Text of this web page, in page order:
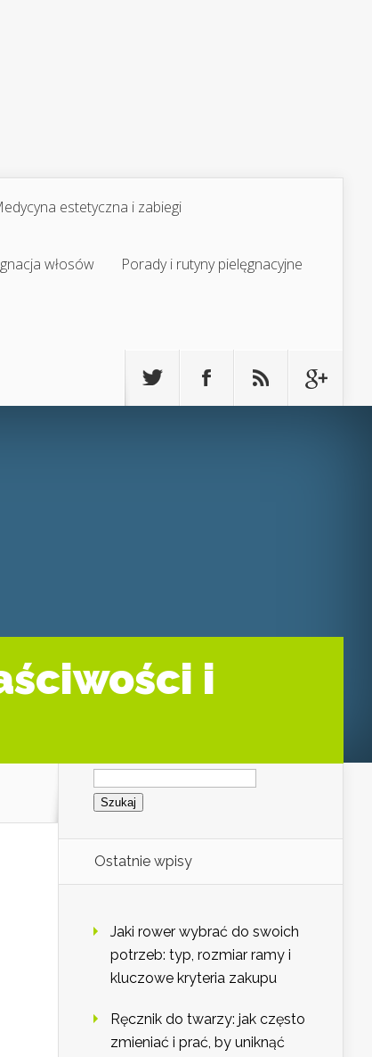
estetyczna i zabiegi
włosów Porady i rutyny pielęgnacyjne
i
Szukaj:
Ostatnie wpisy
Jaki rower wybrać do swoich
potrzeb: typ, rozmiar ramy i
kluczowe kryteria zakupu
Ręcznik do twarzy: jak często
zmieniać i prać, by uniknąć